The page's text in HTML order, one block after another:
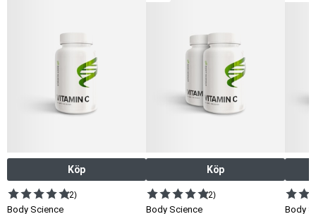
Köp
(2)
Body Science
Köp
(2)
Body Science Body